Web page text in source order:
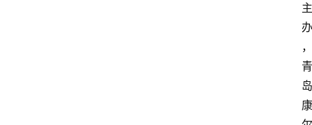
主
办
，
青
岛
康